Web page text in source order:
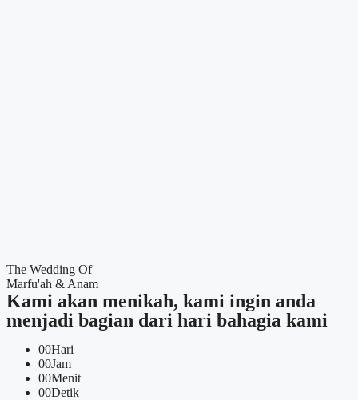
The Wedding Of
Marfu'ah & Anam
Kami akan menikah, kami ingin anda
menjadi bagian dari hari bahagia kami
00Hari
00Jam
00Menit
00Detik